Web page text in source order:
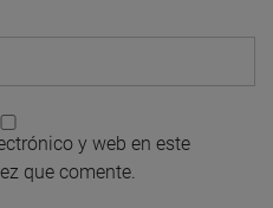
y web en este
que comente.